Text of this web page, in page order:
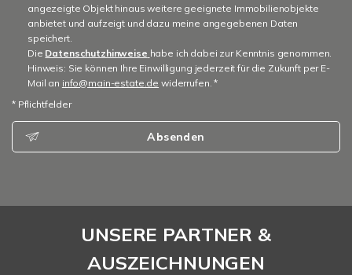
angezeigte Objekt hinaus weitere geeignete Immobilienobjekte
anbietet und aufzeigt und dazu meine angegebenen Daten
speichert.
Die Datenschutzhinweise habe ich dabei zur Kenntnis genommen.
Hinweis: Sie können Ihre Einwilligung jederzeit für die Zukunft per E-
Mail an info@main-estate.de widerrufen. *
* Pflichtfelder
Absenden
UNSERE PARTNER &
AUSZEICHNUNGEN